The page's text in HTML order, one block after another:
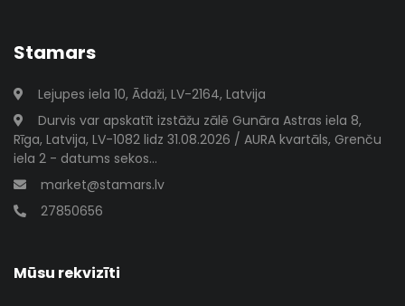
Stamars
Lejupes iela 10, Ādaži, LV-2164, Latvija
Durvis var apskatīt izstāžu zālē Gunāra Astras iela 8,
Rīga, Latvija, LV-1082 lidz 31.08.2026 / AURA kvartāls, Grenču
iela 2 - datums sekos...
market@stamars.lv
27850656
Mūsu rekvizīti